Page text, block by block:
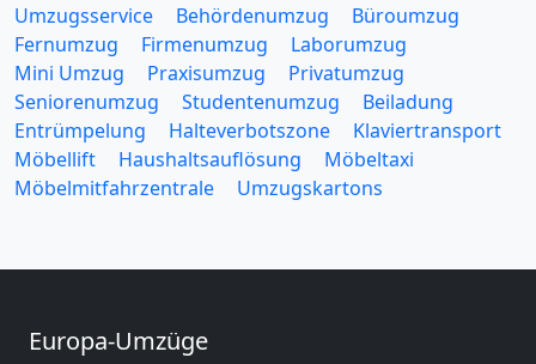
Umzugsservice Behördenumzug
Büroumzug
Fernumzug
Firmenumzug
Laborumzug
Mini Umzug
Praxisumzug
Privatumzug
Seniorenumzug
Studentenumzug
Beiladung
Entrümpelung
Halteverbotszone
Klaviertransport
Möbellift
Haushaltsauflösung
Möbeltaxi
Möbelmitfahrzentrale
Umzugskartons
Europa-Umzüge